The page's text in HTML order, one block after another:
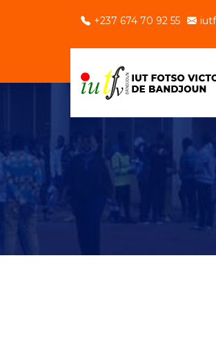
+237 674 70 92 55